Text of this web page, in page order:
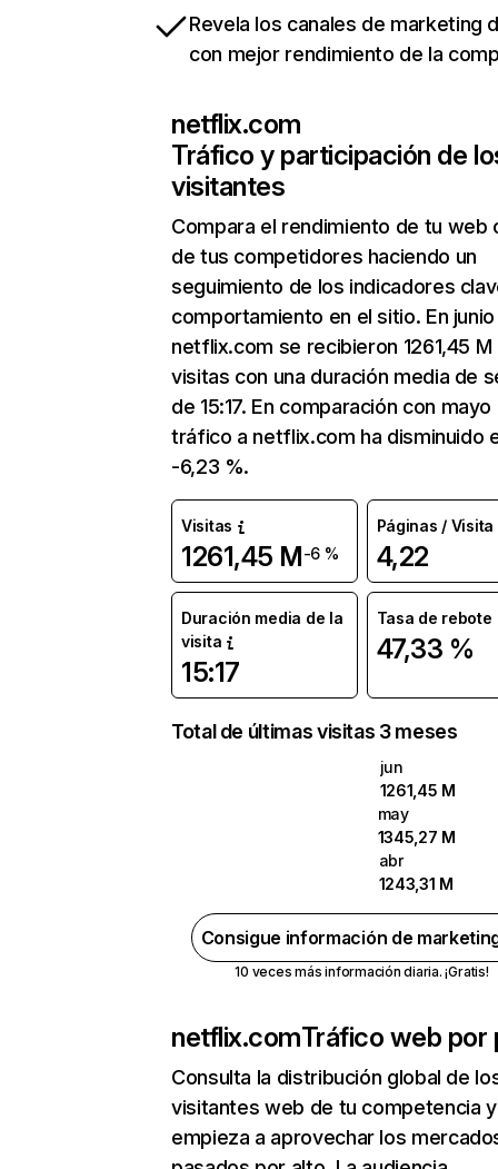
Revela los canales de marketing
con mejor rendimiento de la
netflix.com
Tráfico y participación de
visitantes
Compara el rendimiento de tu web
de tus competidores haciendo un
seguimiento de los indicadores
comportamiento en el sitio. En junio
netflix.com se recibieron 1261,45 M
visitas con una duración media de
de 15:17. En comparación con mayo
tráfico a netflix.com ha disminuido
-6,23 %.
Visitas
1261,45 M-6 %
Páginas / Visita
4,22
Duración media de la
visita
15:17
Tasa de rebote
47,33 %
Total de últimas visitas 3 meses
jun
1261,45 M
may
1345,27 M
abr
1243,31 M
Consigue información de
10 veces más información diaria. ¡Gratis!
netflix.comTráfico web por
Consulta la distribución global de
visitantes web de tu competencia y
empieza a aprovechar los